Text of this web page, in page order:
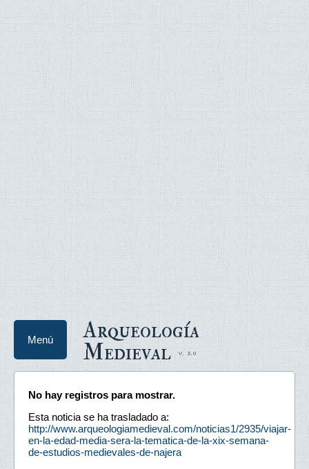
Arqueología
Medieval
Menú
No hay registros para mostrar.
Esta noticia se ha trasladado a:
http://www.arqueologiamedieval.com/noticias1/2935/viajar-
en-la-edad-media-sera-la-tematica-de-la-xix-semana-
de-estudios-medievales-de-najera